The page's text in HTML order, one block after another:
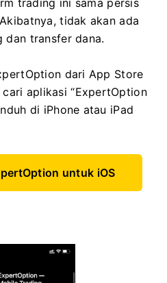
trading ini sama persis
tidak akan ada
dan transfer dana.
dari App Store
cari aplikasi “ExpertOption
di iPhone atau iPad
untuk iOS